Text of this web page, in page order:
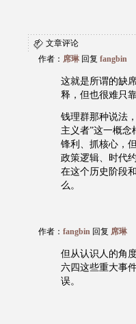
文章评论
作者： 席琳 回复 fangbin
这就是所谓的缺
释，但也很难只
钱理群那种说法
主义者”这一概
锋利、抓核心，
政策逻辑、时代
在这个历史阶段
么。
作者： fangbin 回复 席琳
但从认识人的角
六四这些重大事
误。